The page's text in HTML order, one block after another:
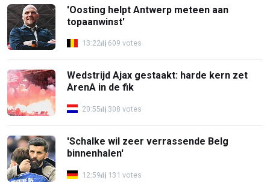
'Oosting helpt Antwerp meteen aan
topaanwinst'
13:22 609 votes
Wedstrijd Ajax gestaakt: harde kern zet
ArenA in de fik
20:55 308 votes
'Schalke wil zeer verrassende Belg
binnenhalen'
12:59 131 votes